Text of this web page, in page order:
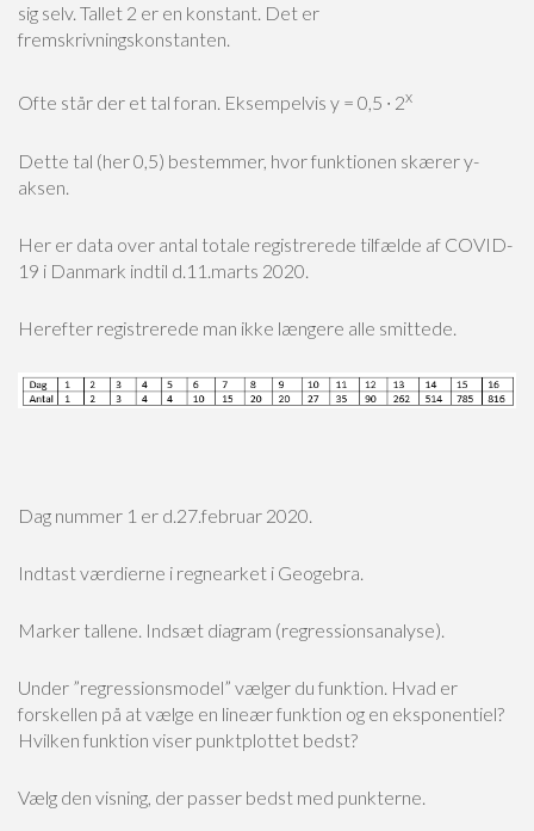
sig selv. Tallet 2 er en konstant. Det er
fremskrivningskonstanten.
Ofte står der et tal foran. Eksempelvis y = 0,5 ∙ 2x
Dette tal (her 0,5) bestemmer, hvor funktionen skærer y-
aksen.
Her er data over antal totale registrerede tilfælde af COVID-
19 i Danmark indtil d.11.marts 2020.
Herefter registrerede man ikke længere alle smittede.
Dag nummer 1 er d.27.februar 2020.
Indtast værdierne i regnearket i Geogebra.
Marker tallene. Indsæt diagram (regressionsanalyse).
Under ”regressionsmodel” vælger du funktion. Hvad er
forskellen på at vælge en lineær funktion og en eksponentiel?
Hvilken funktion viser punktplottet bedst?
Vælg den visning, der passer bedst med punkterne.